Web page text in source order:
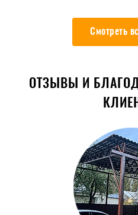
Смотреть
ОТЗЫВЫ И